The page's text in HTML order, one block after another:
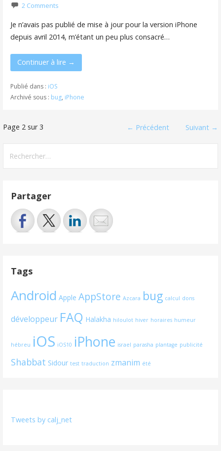
2 Comments
Je n’avais pas publié de mise à jour pour la version iPhone
depuis avril 2014, m’étant un peu plus consacré…
Continuer à lire →
Publié dans : iOS
Archivé sous : bug, iPhone
Navigation
dans
Page 2 sur 3 ← Précédent Suivant →
Partager
Tags
Android Apple AppStore Azcara bug calcul dons
développeur FAQ Halakha hiloulot hiver horaires humeur
hébreu iOS iOS10 iPhone israel parasha plantage publicité
Shabbat Sidour test traduction zmanim été
Tweets by calj_net